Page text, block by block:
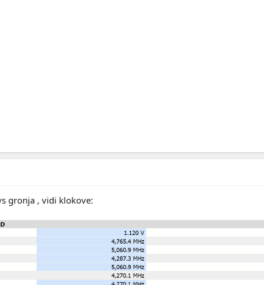
gronja , vidi klokove: